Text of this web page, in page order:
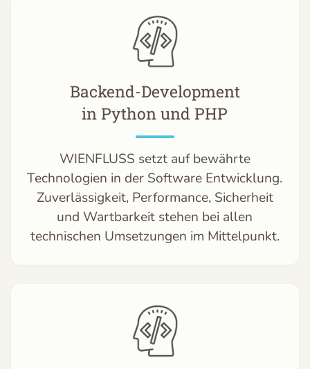
Backend-Development
in Python und PHP
WIENFLUSS setzt auf bewährte
Technologien in der Software Entwicklung.
Zuverlässigkeit, Performance, Sicherheit
und Wartbarkeit stehen bei allen
technischen Umsetzungen im Mittelpunkt.